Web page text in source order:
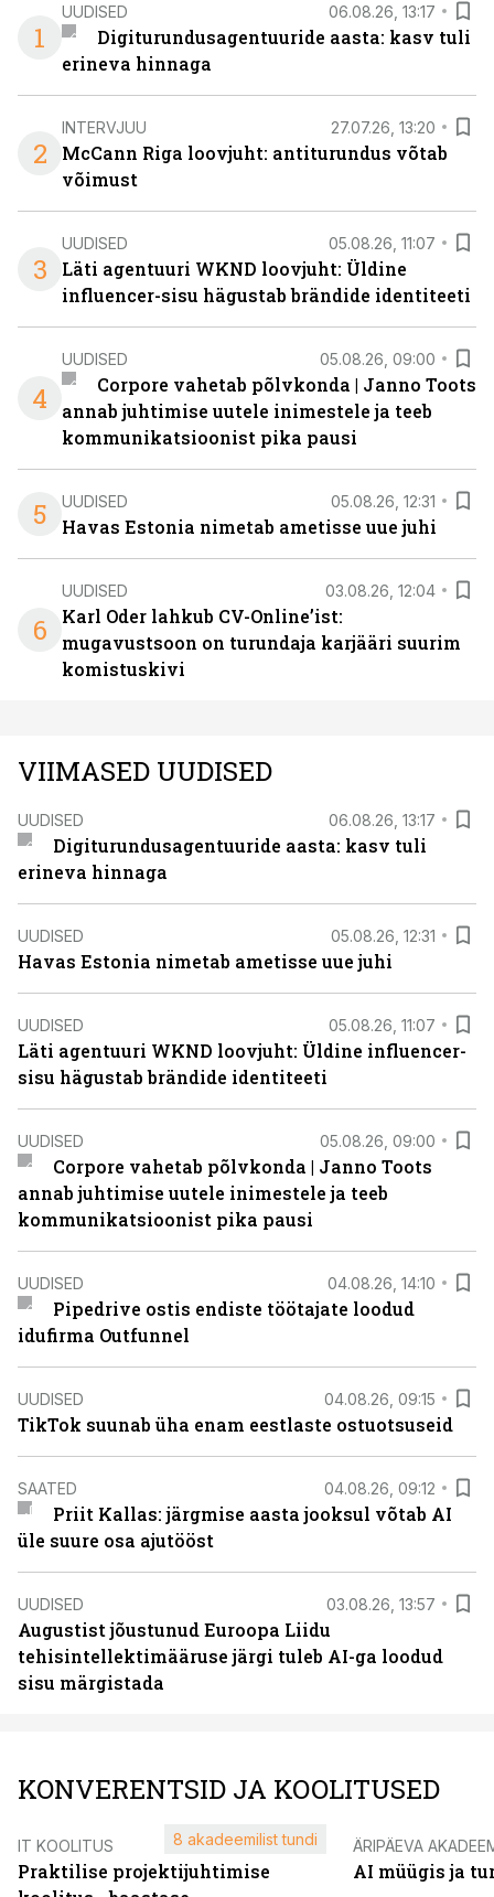
1
UUDISED 06.08.26, 13:17
Digiturundusagentuuride aasta: kasv tuli
erineva hinnaga
2
INTERVJUU 27.07.26, 13:20
McCann Riga loovjuht: antiturundus võtab
võimust
3
UUDISED 05.08.26, 11:07
Läti agentuuri WKND loovjuht: Üldine
influencer-sisu hägustab brändide identiteeti
4
UUDISED 05.08.26, 09:00
Corpore vahetab põlvkonda | Janno Toots
annab juhtimise uutele inimestele ja teeb
kommunikatsioonist pika pausi
5 UUDISED 05.08.26, 12:31
Havas Estonia nimetab ametisse uue juhi
6
UUDISED 03.08.26, 12:04
Karl Oder lahkub CV-Online’ist:
mugavustsoon on turundaja karjääri suurim
komistuskivi
VIIMASED UUDISED
UUDISED 06.08.26, 13:17
Digiturundusagentuuride aasta: kasv tuli
erineva hinnaga
UUDISED 05.08.26, 12:31
Havas Estonia nimetab ametisse uue juhi
UUDISED 05.08.26, 11:07
Läti agentuuri WKND loovjuht: Üldine influencer-
sisu hägustab brändide identiteeti
UUDISED 05.08.26, 09:00
Corpore vahetab põlvkonda | Janno Toots
annab juhtimise uutele inimestele ja teeb
kommunikatsioonist pika pausi
UUDISED 04.08.26, 14:10
Pipedrive ostis endiste töötajate loodud
idufirma Outfunnel
UUDISED 04.08.26, 09:15
TikTok suunab üha enam eestlaste ostuotsuseid
SAATED 04.08.26, 09:12
Priit Kallas: järgmise aasta jooksul võtab AI
üle suure osa ajutööst
UUDISED 03.08.26, 13:57
Augustist jõustunud Euroopa Liidu
tehisintellektimääruse järgi tuleb AI-ga loodud
sisu märgistada
KONVERENTSID JA KOOLITUSED
IT KOOLITUS
Praktilise projektijuhtimise
8 akadeemilist tundi ÄRIPÄEVA
AI müügis ja